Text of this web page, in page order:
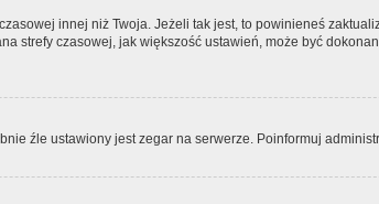
innej niż Twoja. Jeżeli tak jest, to powinieneś
strefy czasowej, jak większość ustawień, może być
źle ustawiony jest zegar na serwerze. Poinformuj